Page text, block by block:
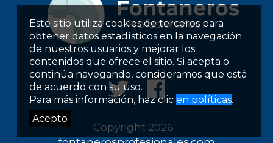
Este sitio utiliza cookies de terceros para
obtener datos estadísticos en la navegación
de nuestros usuarios y mejorar los
contenidos que ofrece el sitio. Si acepta o
continúa navegando, consideramos que está
de acuerdo con su uso.
Para más información, haz clic en políticas.
Acepto
Copyright 2026 -